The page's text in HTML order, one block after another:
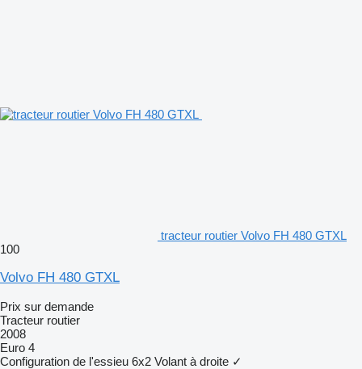
tracteur routier Volvo FH 480 GTXL
100
Volvo FH 480 GTXL
Prix sur demande
Tracteur routier
2008
Euro 4
Configuration de l'essieu 6x2 Volant à droite ✓